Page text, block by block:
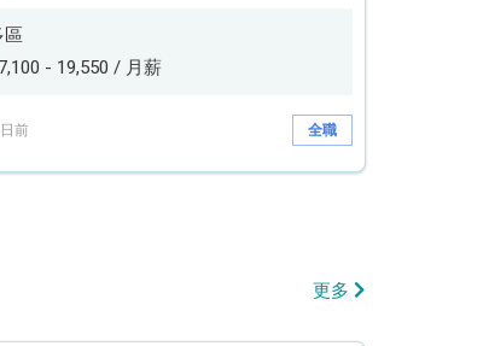
區
- 19,550 / 月薪
前 全職
更多